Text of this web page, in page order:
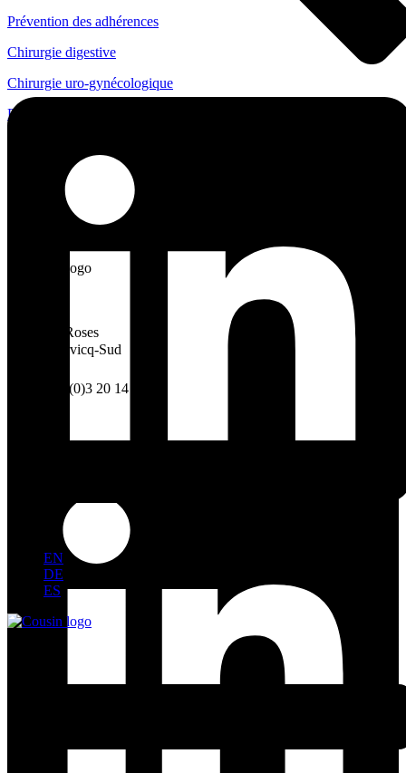
EN
DE
ES
Prévention des adhérences
Chirurgie digestive
Chirurgie uro-gynécologique
Endoscopie digestive
Allée des Roses
59117 Wervicq-Sud
Tél. +33 (0)3 20 14 41 20